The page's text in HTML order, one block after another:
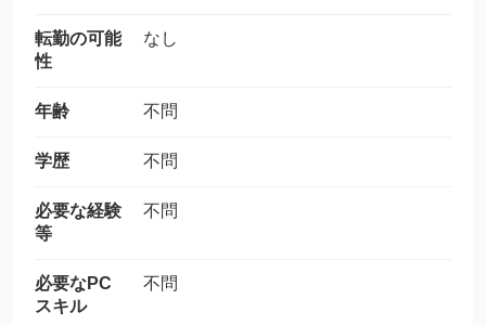
転勤の可能
性
なし
年齢 不問
学歴 不問
必要な経験
等
不問
必要なPC
スキル
不問